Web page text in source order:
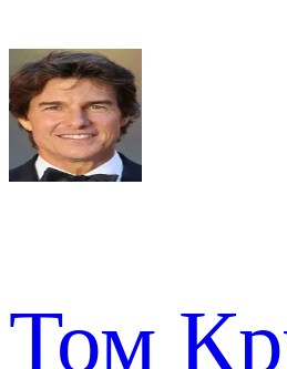
Том